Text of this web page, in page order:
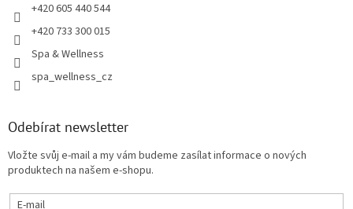
+420 605 440 544
+420 733 300 015
Spa & Wellness
spa_wellness_cz
Odebírat newsletter
Vložte svůj e-mail a my vám budeme zasílat informace o nových
produktech na našem e-shopu.
E-mail